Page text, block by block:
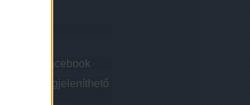
VDM@Facebook
Nincs megjeleníthető